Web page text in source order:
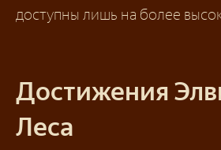
доступны лишь на более
Достижения
Леса